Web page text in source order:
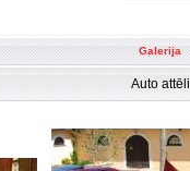
Galerija
Auto attēli